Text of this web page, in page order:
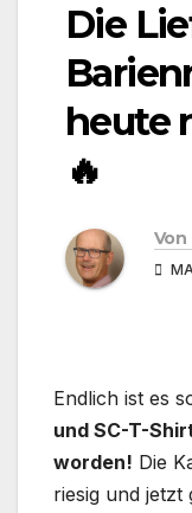
Die
heute
🔥
Von
Endlich ist es
und SC-T-
worden! Die
riesig und jetzt